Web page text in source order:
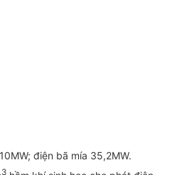
điện bã mía 35,2MW.
3